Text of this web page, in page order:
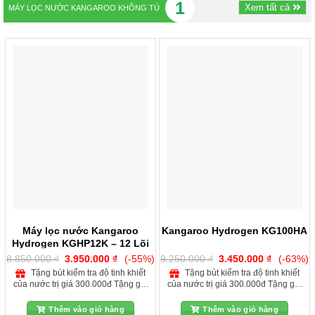
MÁY LỌC NƯỚC KANGAROO KHÔNG TỦ 1 Xem tất cả
Máy lọc nước Kangaroo
Hydrogen KGHP12K – 12 Lõi
Mới 2025
8.850.000₫ Giá
gốc
là:
8.850.000 ₫.
3.950.000₫Giá
hiện
tại
là:
(-55%)
của nước trị giá 300.000đ Tặng gói
nội thành Hà Nội Giảm 150.000đ
Thêm vào giỏ hàng
Kangaroo Hydrogen KG100HA
9.250.000₫ Giá
gốc
là:
9.250.000 ₫.
3.450.000₫Giá
hiện
tại
là:
(-63%)
của nước trị giá 300.000đ Tặng gói
nội thành Hà Nội Giảm 150.000đ
Thêm vào giỏ hàng